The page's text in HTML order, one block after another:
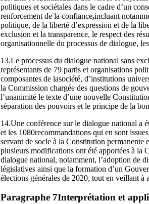
politiques et sociétales dans le cadre d’un
renforcement de la confiance,incluant
politique, de la liberté d’expression et de la
exclusion et la transparence, le respect des
organisationnelle du processus de dialogue,
13.Le processus du dialogue national sans
représentants de 79 partis et organisations
composantes de lasociété, d’institutions
la Commission chargée des questions de
l’unanimité le texte d’une nouvelle
séparation des pouvoirs et le principe de la
14.Une conférence sur le dialogue national a
et les 1080recommandations qui en sont
servant de socle à la Constitution
plusieurs modifications ont été apportées à la
dialogue national, notamment, l’adoption de
législatives ainsi que la formation d’un
élections générales de 2020, tout en veillant
Paragraphe 7Interprétation et